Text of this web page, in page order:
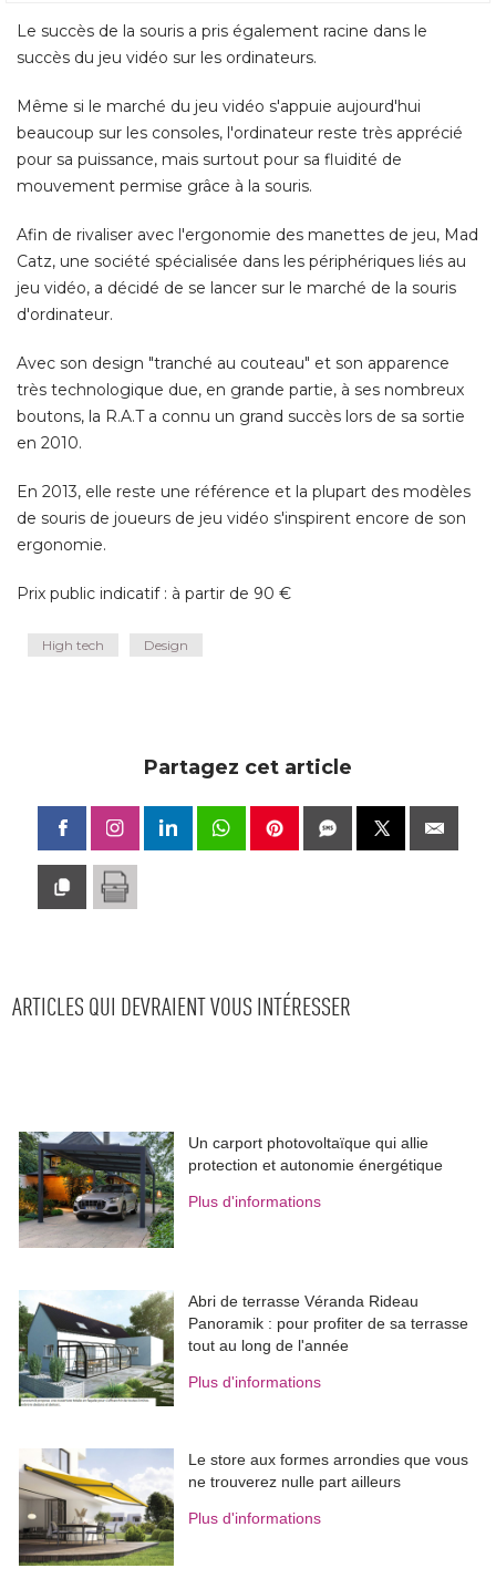
Le succès de la souris a pris également racine dans le
succès du jeu vidéo sur les ordinateurs.
Même si le marché du jeu vidéo s'appuie aujourd'hui
beaucoup sur les consoles, l'ordinateur reste très apprécié
pour sa puissance, mais surtout pour sa fluidité de
mouvement permise grâce à la souris.
Afin de rivaliser avec l'ergonomie des manettes de jeu, Mad
Catz, une société spécialisée dans les périphériques liés au
jeu vidéo, a décidé de se lancer sur le marché de la souris
d'ordinateur.
Avec son design "tranché au couteau" et son apparence
très technologique due, en grande partie, à ses nombreux
boutons, la R.A.T a connu un grand succès lors de sa sortie
en 2010.
En 2013, elle reste une référence et la plupart des modèles
de souris de joueurs de jeu vidéo s'inspirent encore de son
ergonomie.
Prix public indicatif : à partir de 90 €
High tech Design
Partagez cet article
ARTICLES QUI DEVRAIENT VOUS INTÉRESSER
Un carport photovoltaïque qui allie
protection et autonomie énergétique
Plus d'informations
Abri de terrasse Véranda Rideau
Panoramik : pour profiter de sa terrasse
tout au long de l'année
Plus d'informations
Le store aux formes arrondies que vous
ne trouverez nulle part ailleurs
Plus d'informations